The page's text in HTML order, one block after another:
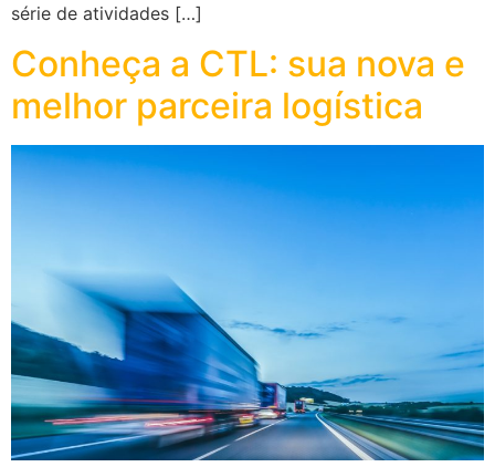
série de atividades […]
Conheça a CTL: sua nova e
melhor parceira logística